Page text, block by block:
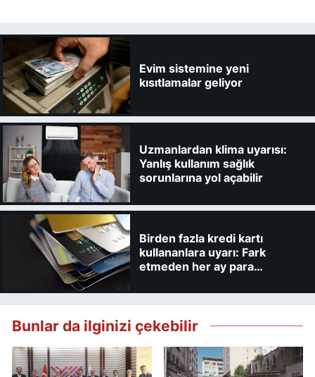
Evim sistemine yeni
kısıtlamalar geliyor
Uzmanlardan klima uyarısı:
Yanlış kullanım sağlık
sorunlarına yol açabilir
Birden fazla kredi kartı
kullananlara uyarı: Fark
etmeden her ay para
Bunlar da ilginizi çekebilir